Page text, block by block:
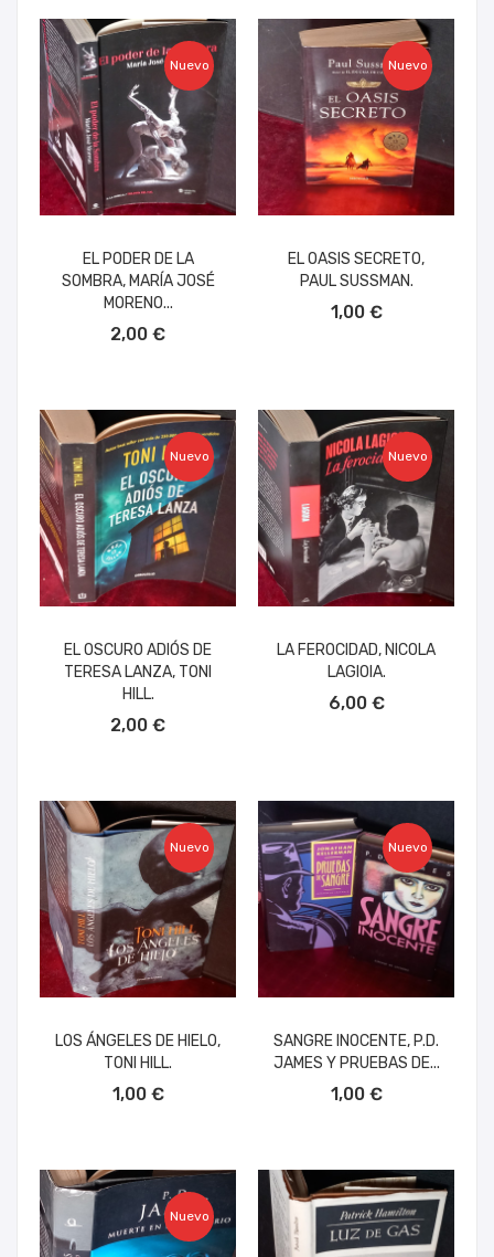
Nuevo
EL PODER DE LA
SOMBRA, MARÍA JOSÉ
MORENO...
2,00 €
Nuevo
EL OASIS SECRETO,
PAUL SUSSMAN.
1,00 €
Nuevo
EL OSCURO ADIÓS DE
TERESA LANZA, TONI
HILL.
2,00 €
Nuevo
LA FEROCIDAD, NICOLA
LAGIOIA.
6,00 €
Nuevo
LOS ÁNGELES DE HIELO,
TONI HILL.
1,00 €
Nuevo
SANGRE INOCENTE, P.D.
JAMES Y PRUEBAS DE...
1,00 €
Nuevo